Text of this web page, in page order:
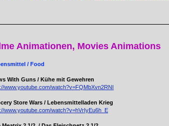
Animationen, Movies Animations
/ Food
With Guns / Kühe mit Gewehren
www.youtube.com/watch?v=FQMbXvn2RNI
Store Wars / Lebensmittelladen Krieg
www.youtube.com/watch?v=hVrIyEu6h_E